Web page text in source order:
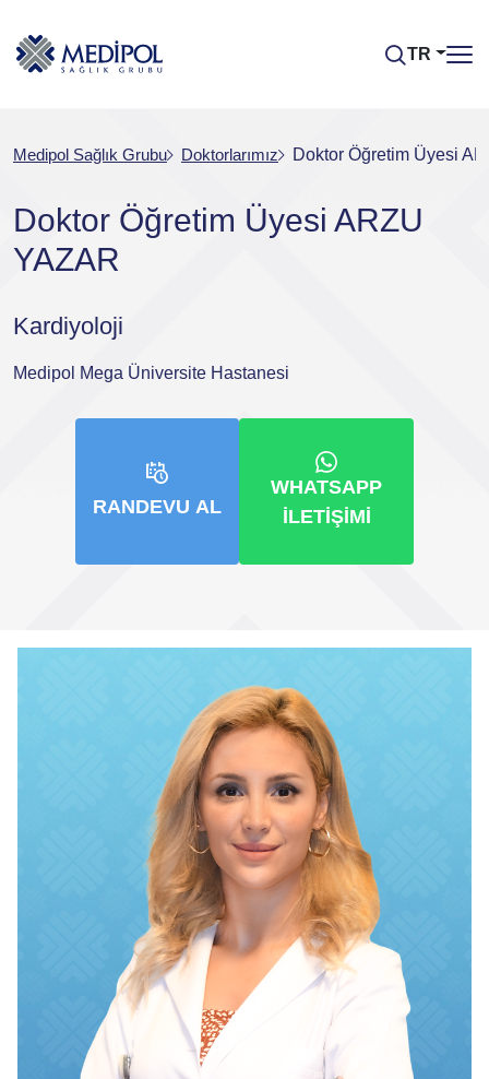
TR
Medipol Sağlık Grubu Doktorlarımız Doktor Öğretim Üyesi
Doktor Öğretim Üyesi ARZU
YAZAR
Kardiyoloji
Medipol Mega Üniversite Hastanesi
RANDEVU AL
WHATSAPP
İLETIŞIMI